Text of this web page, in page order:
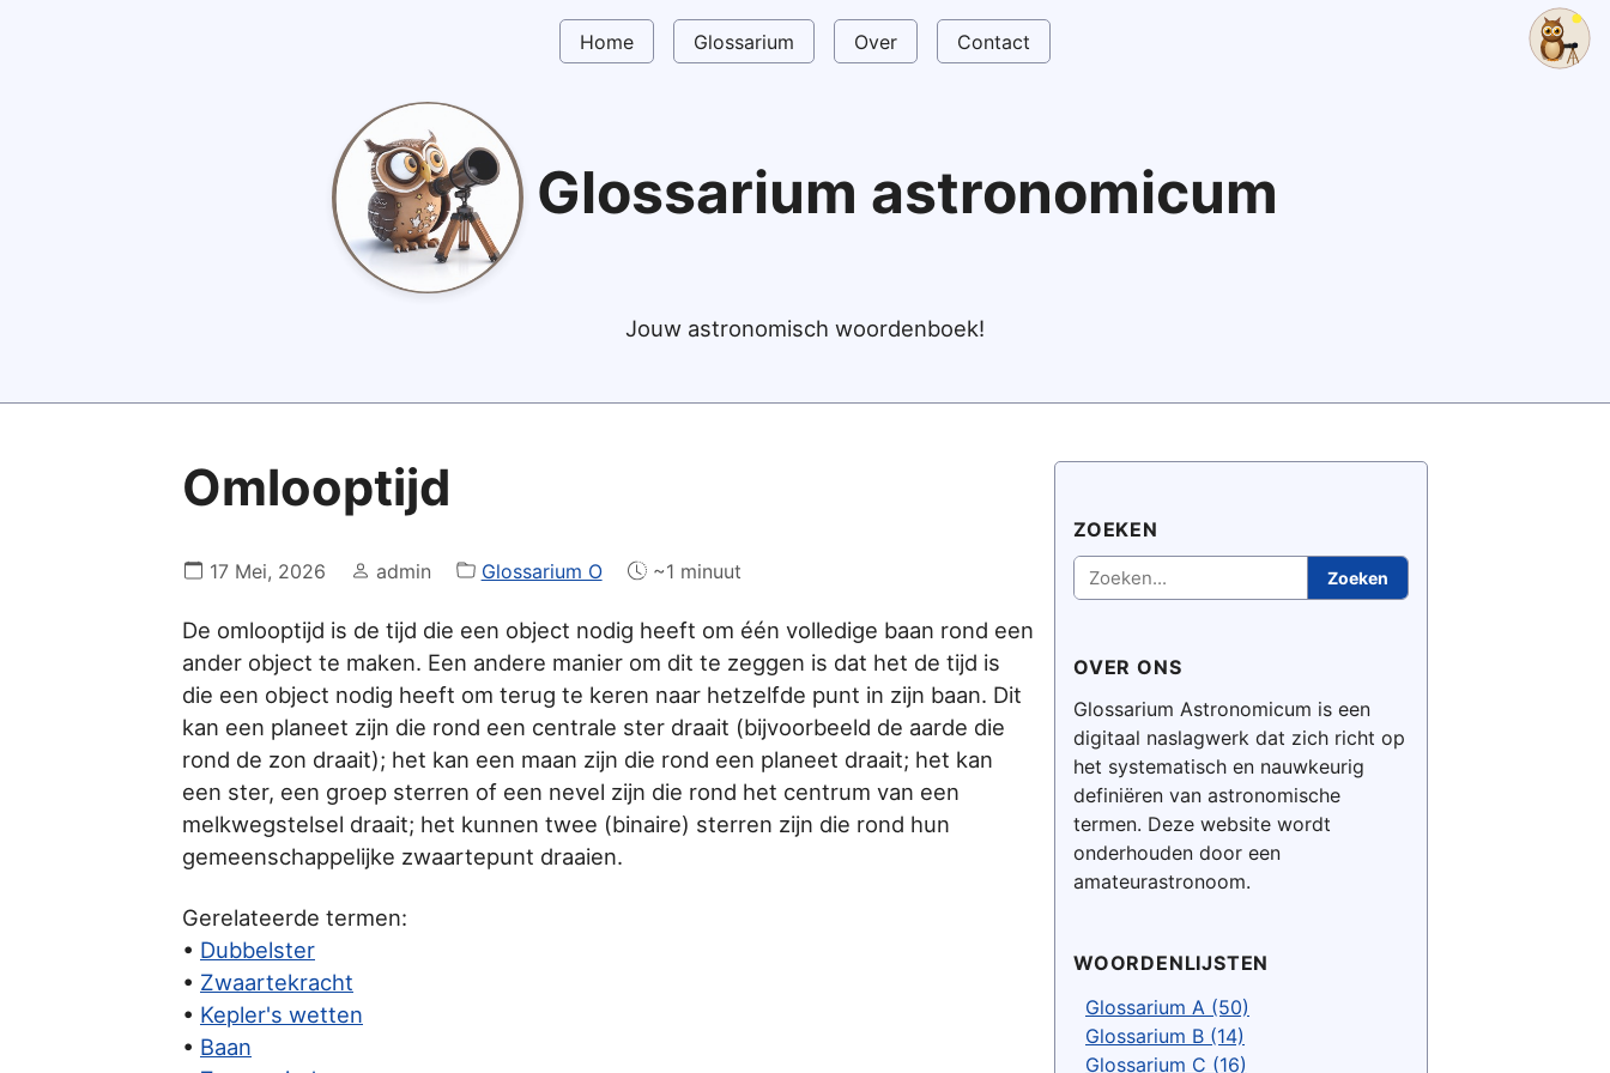
Home Glossarium Over Contact
Glossarium astronomicum
Jouw astronomisch woordenboek!
Omlooptijd
17 Mei, 2026 admin Glossarium O ~1 minuut
De omlooptijd is de tijd die een object nodig heeft om één volledige baan rond een
ander object te maken. Een andere manier om dit te zeggen is dat het de tijd is
die een object nodig heeft om terug te keren naar hetzelfde punt in zijn baan. Dit
kan een planeet zijn die rond een centrale ster draait (bijvoorbeeld de aarde die
rond de zon draait); het kan een maan zijn die rond een planeet draait; het kan
een ster, een groep sterren of een nevel zijn die rond het centrum van een
melkwegstelsel draait; het kunnen twee (binaire) sterren zijn die rond hun
gemeenschappelijke zwaartepunt draaien.
Gerelateerde termen:
• Dubbelster
• Zwaartekracht
• Kepler's wetten
• Baan
ZOEKEN
Zoeken
Zoeken
OVER ONS
Glossarium Astronomicum is een
digitaal naslagwerk dat zich richt op
het systematisch en nauwkeurig
definiëren van astronomische
termen. Deze website wordt
onderhouden door een
amateurastronoom.
WOORDENLIJSTEN
Glossarium A (50)
Glossarium B (14)
Glossarium C (16)